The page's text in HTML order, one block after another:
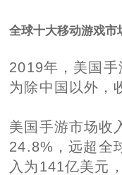
全球十大移动游戏市
2019年，美国
为除中国以外，
美国手游市场收
24.8%，远超全
入为141亿美元